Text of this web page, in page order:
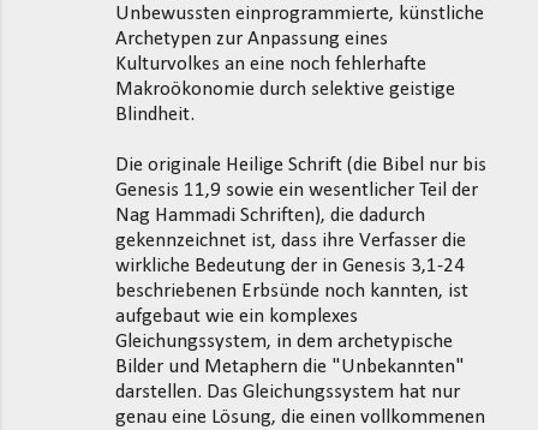
Unbewussten einprogrammierte, künstliche
Archetypen zur Anpassung eines
Kulturvolkes an eine noch fehlerhafte
Makroökonomie durch selektive geistige
Blindheit.
Die originale Heilige Schrift (die Bibel nur bis
Genesis 11,9 sowie ein wesentlicher Teil der
Nag Hammadi Schriften), die dadurch
gekennzeichnet ist, dass ihre Verfasser die
wirkliche Bedeutung der in Genesis 3,1-24
beschriebenen Erbsünde noch kannten, ist
aufgebaut wie ein komplexes
Gleichungssystem, in dem archetypische
Bilder und Metaphern die "Unbekannten"
darstellen. Das Gleichungssystem hat nur
genau eine Lösung, die einen vollkommenen